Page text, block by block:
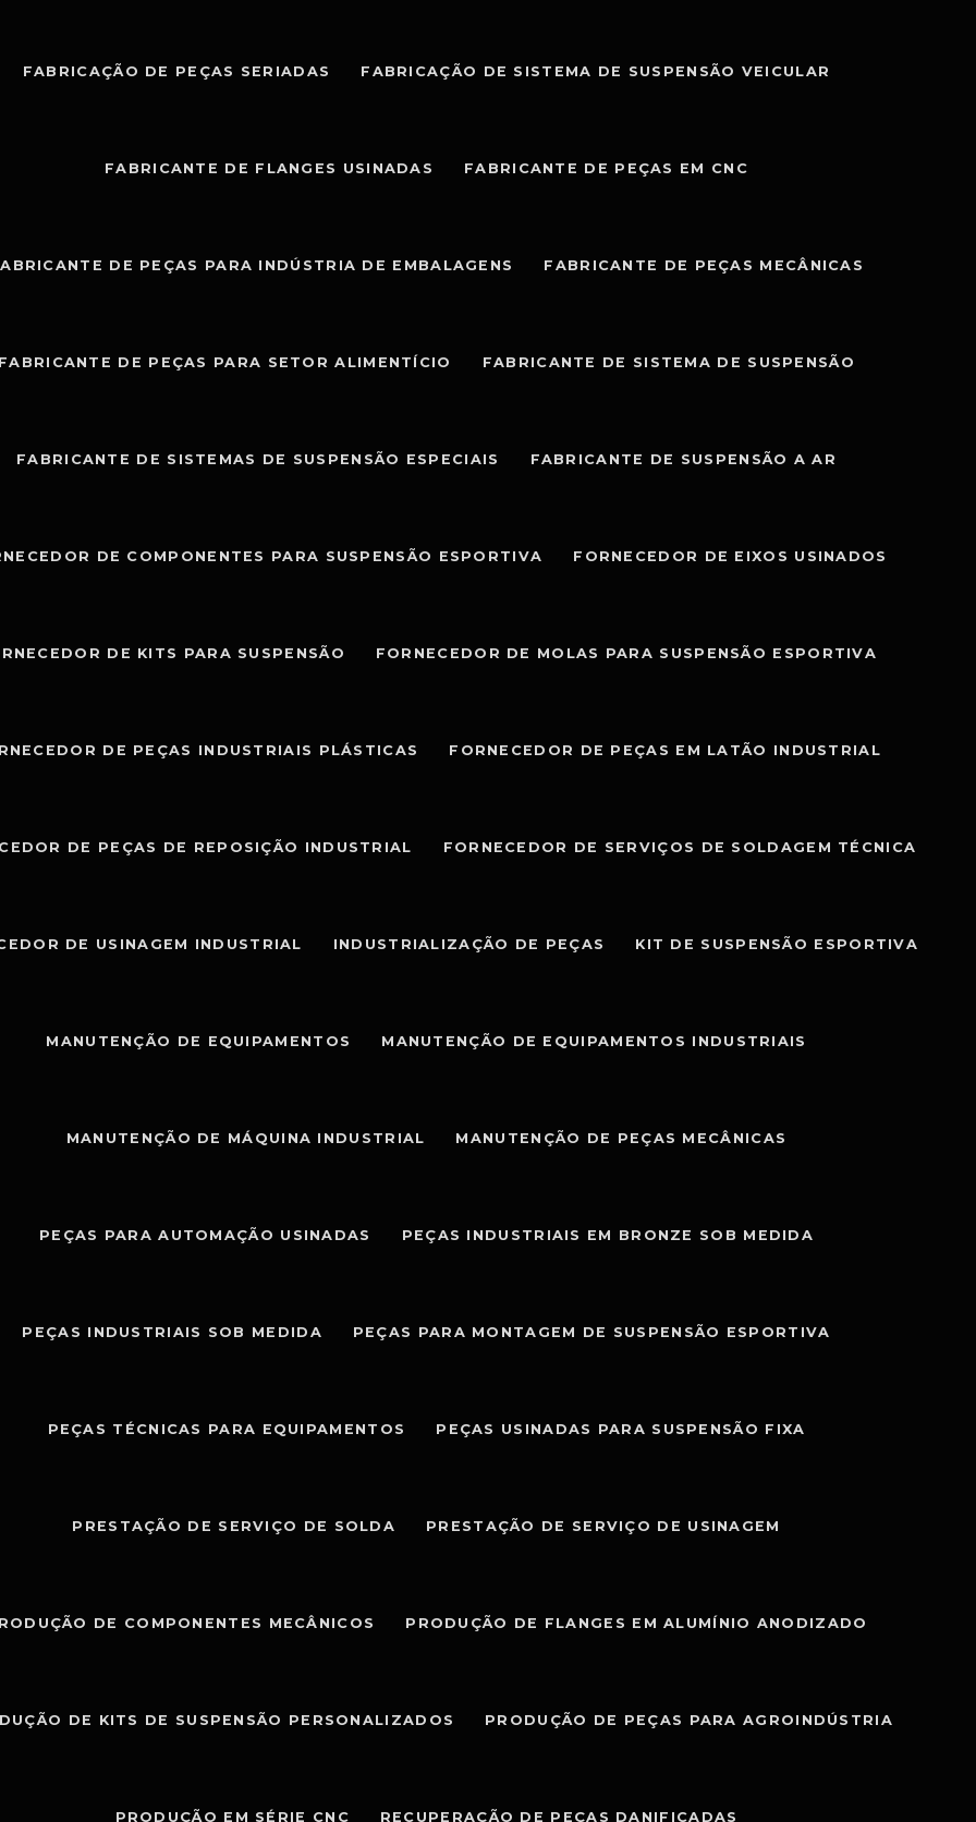
FABRICAÇÃO DE PEÇAS SERIADAS FABRICAÇÃO DE SISTEMA DE SUSPENSÃO VEICULAR
FABRICANTE DE FLANGES USINADAS FABRICANTE DE PEÇAS EM CNC
DE PEÇAS PARA INDÚSTRIA DE EMBALAGENS FABRICANTE DE PEÇAS MECÂNICAS
DE PEÇAS PARA SETOR ALIMENTÍCIO FABRICANTE DE SISTEMA DE SUSPENSÃO
FABRICANTE DE SISTEMAS DE SUSPENSÃO ESPECIAIS FABRICANTE DE SUSPENSÃO A AR
DE COMPONENTES PARA SUSPENSÃO ESPORTIVA FORNECEDOR DE EIXOS USINADOS
DE KITS PARA SUSPENSÃO FORNECEDOR DE MOLAS PARA SUSPENSÃO ESPORTIVA
DE PEÇAS INDUSTRIAIS PLÁSTICAS FORNECEDOR DE PEÇAS EM LATÃO INDUSTRIAL
DE PEÇAS DE REPOSIÇÃO INDUSTRIAL FORNECEDOR DE SERVIÇOS DE SOLDAGEM TÉCNICA
DE USINAGEM INDUSTRIAL INDUSTRIALIZAÇÃO DE PEÇAS KIT DE SUSPENSÃO ESPORTIVA
MANUTENÇÃO DE EQUIPAMENTOS MANUTENÇÃO DE EQUIPAMENTOS INDUSTRIAIS
MANUTENÇÃO DE MÁQUINA INDUSTRIAL MANUTENÇÃO DE PEÇAS MECÂNICAS
PEÇAS PARA AUTOMAÇÃO USINADAS PEÇAS INDUSTRIAIS EM BRONZE SOB MEDIDA
PEÇAS INDUSTRIAIS SOB MEDIDA PEÇAS PARA MONTAGEM DE SUSPENSÃO ESPORTIVA
PEÇAS TÉCNICAS PARA EQUIPAMENTOS PEÇAS USINADAS PARA SUSPENSÃO FIXA
PRESTAÇÃO DE SERVIÇO DE SOLDA PRESTAÇÃO DE SERVIÇO DE USINAGEM
DE COMPONENTES MECÂNICOS PRODUÇÃO DE FLANGES EM ALUMÍNIO ANODIZADO
DE KITS DE SUSPENSÃO PERSONALIZADOS PRODUÇÃO DE PEÇAS PARA AGROINDÚSTRIA
PRODUÇÃO EM SÉRIE CNC RECUPERAÇÃO DE PEÇAS DANIFICADAS